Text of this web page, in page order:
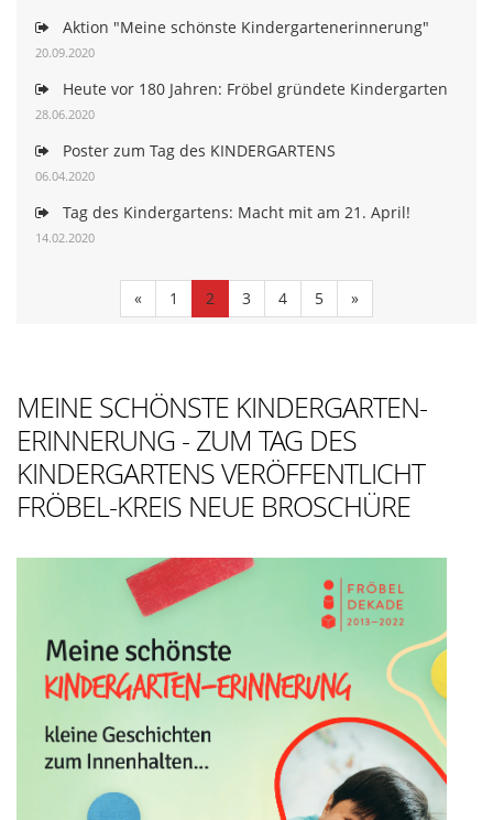
Aktion "Meine schönste Kindergartenerinnerung"
20.09.2020
Heute vor 180 Jahren: Fröbel gründete Kindergarten
28.06.2020
Poster zum Tag des KINDERGARTENS
06.04.2020
Tag des Kindergartens: Macht mit am 21. April!
14.02.2020
« 1 2 3 4 5 »
MEINE SCHÖNSTE KINDERGARTEN-
ERINNERUNG - ZUM TAG DES
KINDERGARTENS VERÖFFENTLICHT
FRÖBEL-KREIS NEUE BROSCHÜRE